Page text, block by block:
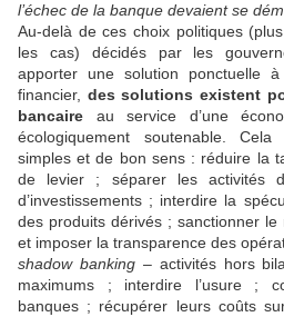
l’échec de la banque devaient se
Au-delà de ces choix politiques
les cas) décidés par les
apporter une solution ponctuelle
financier, des solutions existent
bancaire au service d’une
écologiquement soutenable.
simples et de bon sens : réduire la
de levier ; séparer les activités
d’investissements ; interdire la
des produits dérivés ; sanctionner
et imposer la transparence des
shadow banking– activités hors
maximums ; interdire l’usure ;
banques ; récupérer leurs coûts